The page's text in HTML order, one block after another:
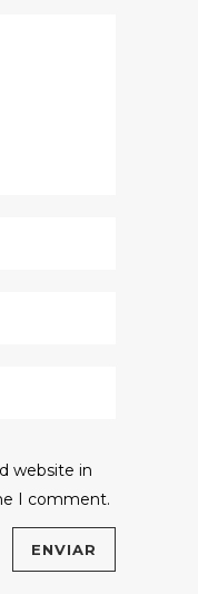
website in
I comment.